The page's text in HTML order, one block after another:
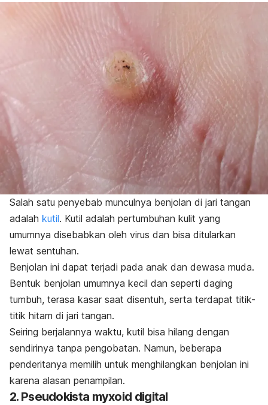
Salah satu penyebab munculnya benjolan di jari tangan
adalah kutil. Kutil adalah pertumbuhan kulit yang
umumnya disebabkan oleh virus dan bisa ditularkan
lewat sentuhan.
Benjolan ini dapat terjadi pada anak dan dewasa muda.
Bentuk benjolan umumnya kecil dan seperti daging
tumbuh, terasa kasar saat disentuh, serta terdapat titik-
titik hitam di jari tangan.
Seiring berjalannya waktu, kutil bisa hilang dengan
sendirinya tanpa pengobatan. Namun, beberapa
penderitanya memilih untuk menghilangkan benjolan ini
karena alasan penampilan.
2. Pseudokista myxoid digital